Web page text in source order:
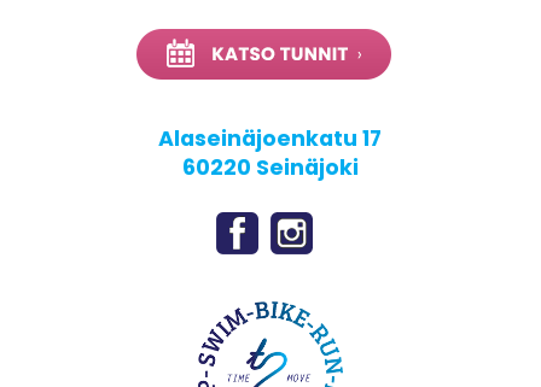
Alaseinäjoenkatu 17
60220 Seinäjoki